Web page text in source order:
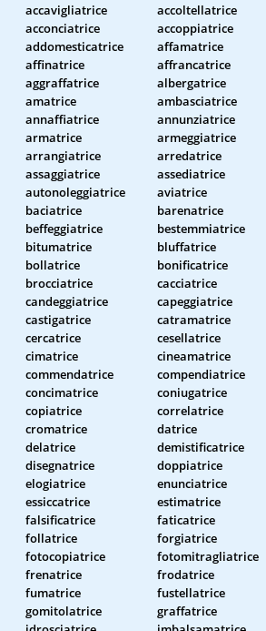
accavigliatrice
accoltellatrice
acconciatrice
accoppiatrice
addomesticatrice
affamatrice
affinatrice
affrancatrice
aggraffatrice
albergatrice
amatrice
ambasciatrice
annaffiatrice
annunziatrice
armatrice
armeggiatrice
arrangiatrice
arredatrice
assaggiatrice
assediatrice
autonoleggiatrice
aviatrice
baciatrice
barenatrice
beffeggiatrice
bestemmiatrice
bitumatrice
bluffatrice
bollatrice
bonificatrice
brocciatrice
cacciatrice
candeggiatrice
capeggiatrice
castigatrice
catramatrice
cercatrice
cesellatrice
cimatrice
cineamatrice
commendatrice
compendiatrice
concimatrice
coniugatrice
copiatrice
correlatrice
cromatrice
datrice
delatrice
demistificatrice
disegnatrice
doppiatrice
elogiatrice
enunciatrice
essiccatrice
estimatrice
falsificatrice
faticatrice
follatrice
forgiatrice
fotocopiatrice
fotomitragliatrice
frenatrice
frodatrice
fumatrice
fustellatrice
gomitolatrice
graffatrice